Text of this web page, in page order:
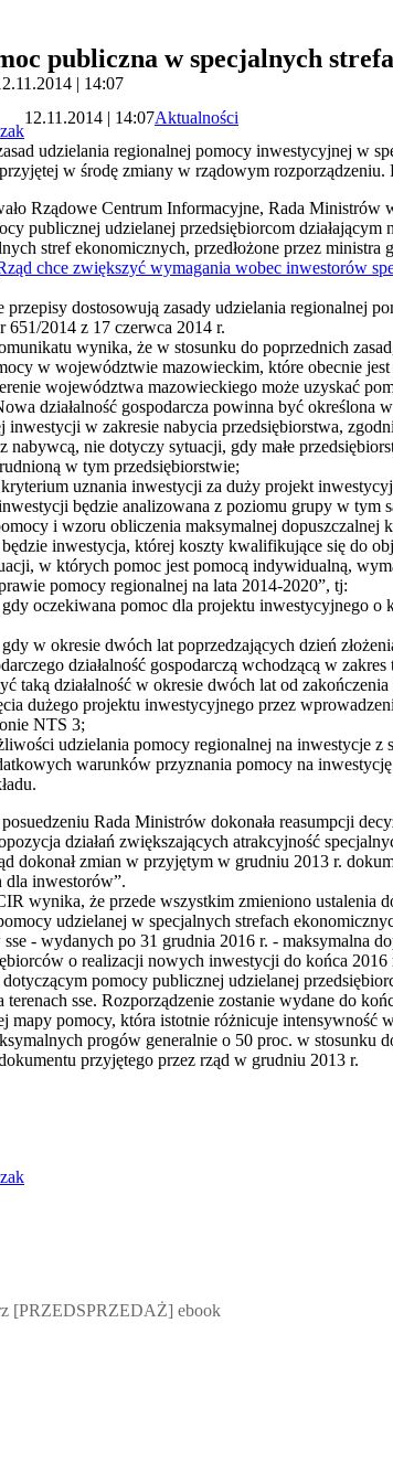
publiczna w specjalnych
| 14:07
12.11.2014 | 14:07Aktualności
udzielania regionalnej pomocy inwestycyjnej w
w środę zmiany w rządowym
Rządowe Centrum Informacyjne, Rada Ministrów
publicznej udzielanej przedsiębiorcom działającym
stref ekonomicznych, przedłożone przez ministra
chce zwiększyć wymagania wobec inwestorów
przepisy dostosowują zasady udzielania regionalnej
2014 z 17 czerwca 2014 r.
wynika, że w stosunku do poprzednich
w województwie mazowieckim, które obecnie
województwa mazowieckiego może uzyskać
działalność gospodarcza powinna być określona
w zakresie nabycia przedsiębiorstwa,
nabywcą, nie dotyczy sytuacji, gdy małe
w tym przedsiębiorstwie;
uznania inwestycji za duży projekt
będzie analizowana z poziomu grupy w tym
i wzoru obliczenia maksymalnej
inwestycja, której koszty kwalifikujące się do
w których pomoc jest pomocą indywidualną,
pomocy regionalnej na lata 2014-2020”, tj:
oczekiwana pomoc dla projektu inwestycyjnego o
w okresie dwóch lat poprzedzających dzień
działalność gospodarczą wchodzącą w
taką działalność w okresie dwóch lat od
dużego projektu inwestycyjnego przez
NTS 3;
udzielania pomocy regionalnej na inwestycje z
warunków przyznania pomocy na
Rada Ministrów dokonała reasumpcji
działań zwiększających atrakcyjność
dokonał zmian w przyjętym w grudniu 2013 r.
dla inwestorów”.
wynika, że przede wszystkim zmieniono ustalenia
udzielanej w specjalnych strefach
sse - wydanych po 31 grudnia 2016 r. - maksymalna
o realizacji nowych inwestycji do końca
pomocy publicznej udzielanej
terenach sse. Rozporządzenie zostanie wydane do
mapy pomocy, która istotnie różnicuje intensywność
progów generalnie o 50 proc. w stosunku
przyjętego przez rząd w grudniu 2013 r.
[PRZEDSPRZEDAŻ] ebook